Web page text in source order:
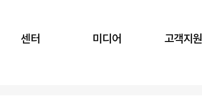
센터 미디어 고객지원